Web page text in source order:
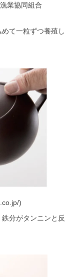
業協同組合
て一粒ずつ養殖し
)
分がタンニンと反